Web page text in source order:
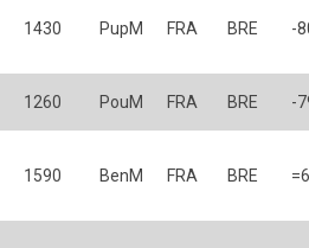
1430 PupM FRA BRE -
1260 PouM FRA BRE -
1590 BenM FRA BRE